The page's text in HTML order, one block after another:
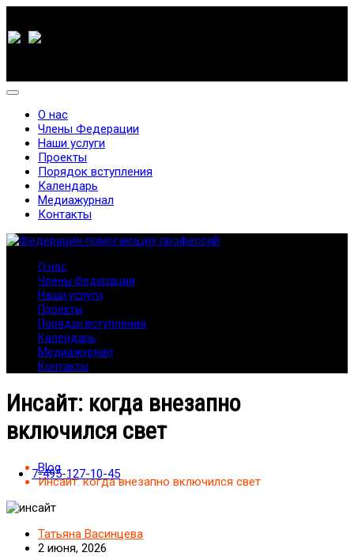
7-495-127-10-45
О нас
Члены Федерации
Наши услуги
Проекты
Порядок вступления
Календарь
Медиажурнал
Контакты
О нас
Члены Федерации
Наши услуги
Проекты
Порядок вступления
Календарь
Медиажурнал
Контакты
Инсайт: когда внезапно
включился свет
Blog
Инсайт: когда внезапно включился свет
Татьяна Васинцева
2 июня, 2026